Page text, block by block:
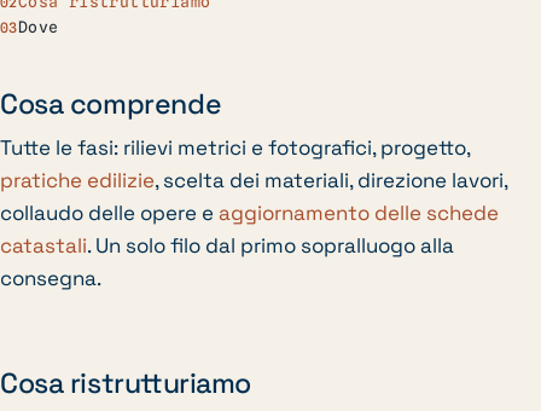
Dove
Cosa comprende
Tutte le fasi: rilievi metrici e fotografici, progetto,
pratiche edilizie, scelta dei materiali, direzione lavori,
collaudo delle opere e aggiornamento delle schede
catastali. Un solo filo dal primo sopralluogo alla
consegna.
Cosa ristrutturiamo